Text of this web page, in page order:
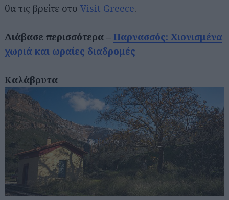
θα τις βρείτε στο Visit Greece.
Διάβασε περισσότερα – Παρνασσός: Χιονισμένα
χωριά και ωραίες διαδρομές
Καλάβρυτα